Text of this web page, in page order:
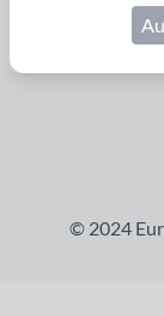
© 2024